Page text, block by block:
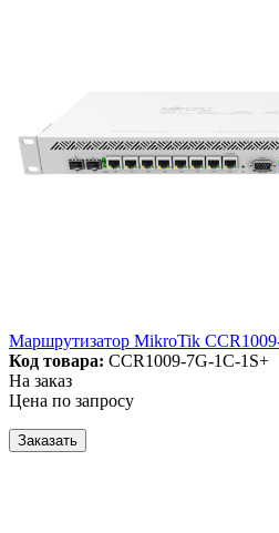
Маршрутизатор MikroTik
Код товара: CCR1009-7G-1C-1S+
На заказ
Цена по запросу
Заказать